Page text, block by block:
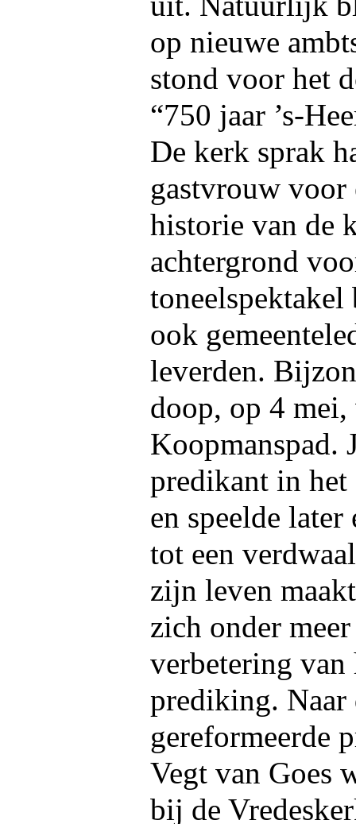
op nieuwe
stond voor het
“750 jaar ’s-
De kerk sprak
gastvrouw voor
historie van de
achtergrond
ook
leverden.
doop, op 4 mei,
Koopmanspad.
predikant in
en speelde
tot een
zijn leven
zich onder
verbetering van
prediking. Naar
gereformeerde
Vegt van Goes
bij de